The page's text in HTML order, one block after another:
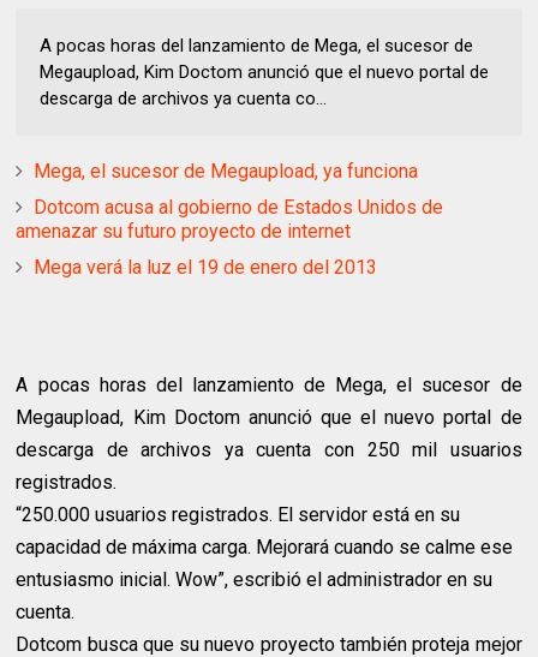
A pocas horas del lanzamiento de Mega, el sucesor de
Megaupload, Kim Doctom anunció que el nuevo portal de
descarga de archivos ya cuenta co...
Mega, el sucesor de Megaupload, ya funciona
Dotcom acusa al gobierno de Estados Unidos de
amenazar su futuro proyecto de internet
Mega verá la luz el 19 de enero del 2013
A pocas horas del lanzamiento de Mega, el sucesor de
Megaupload, Kim Doctom anunció que el nuevo portal de
descarga de archivos ya cuenta con 250 mil usuarios
registrados.
“250.000 usuarios registrados. El servidor está en su
capacidad de máxima carga. Mejorará cuando se calme ese
entusiasmo inicial. Wow”, escribió el administrador en su
cuenta.
Dotcom busca que su nuevo proyecto también proteja mejor